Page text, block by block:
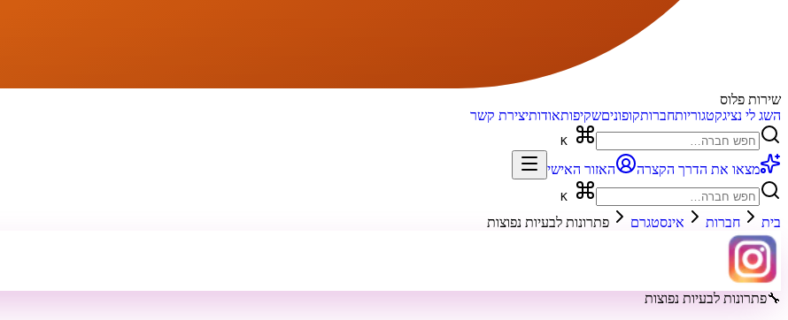
שירות פלוס
השג לי נציגקטגוריותחברותקופוניםשקיפותאודותיצירת קשר
מצאו את הדרך הקצרה האזור האישי
בית חברות אינסטגרם פתרונות לבעיות נפוצות
🔧פתרונות לבעיות נפוצות